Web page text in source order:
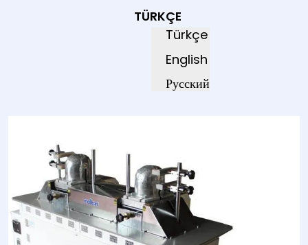
TÜRKÇE
Türkçe
English
Русский